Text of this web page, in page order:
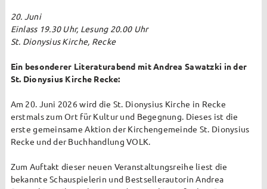
2023
Die St. Margaretha App
2024
Zaunkieker besuchen Garten des Kapuzinerklosters in
Münster
Thema
2025
20. Juni
Einlass 19.30 Uhr, Lesung 20.00 Uhr
St. Dionysius Kirche, Recke
Ein besonderer Literaturabend mit Andrea Sawatzki in der
St. Dionysius Kirche Recke:
Am 20. Juni 2026 wird die St. Dionysius Kirche in Recke
erstmals zum Ort für Kultur und Begegnung. Dieses ist die
erste gemeinsame Aktion der Kirchengemeinde St. Dionysius
Recke und der Buchhandlung VOLK.
Zum Auftakt dieser neuen Veranstaltungsreihe liest die
bekannte Schauspielerin und Bestsellerautorin Andrea